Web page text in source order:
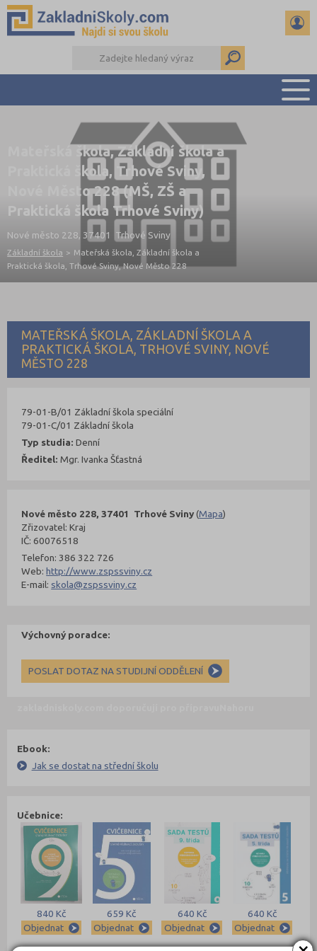
PŘEHLED ŠKOL
PŘIJÍMAČKY NA SŠ
RADY A ČLÁNKY
ČTENÁŘSKÝ DENÍK
DALŠÍ DRUHY ŠKOL
Mateřská škola, Základní škola a
Praktická škola, Trhové Sviny,
Nové Město 228 (MŠ, ZŠ a
Praktická škola Trhové Sviny)
Nové město 228, 37401 Trhové Sviny
Základní škola > Mateřská škola, Základní škola a
Praktická škola, Trhové Sviny, Nové Město 228
MATEŘSKÁ ŠKOLA, ZÁKLADNÍ ŠKOLA A
PRAKTICKÁ ŠKOLA, TRHOVÉ SVINY, NOVÉ
MĚSTO 228
Nové město 228, 37401 Trhové Sviny(Mapa)
Zřizovatel: Kraj
IČ: 60076518
Telefon: 386 322 726
Web:http://www.zspssviny.cz
E-mail: skola@zspssviny.cz
79-01-B/01 Základní škola speciální
79-01-C/01 Základní škola
Typ studia: Denní
Ředitel: Mgr. Ivanka Šťastná
Výchovný poradce:
POSLAT DOTAZ NA STUDIJNÍ ODDĚLENÍ
Ebook:
Jak se dostat na střední školu
Učebnice:
840 Kč
Objednat
659 Kč
Objednat
640 Kč
Objednat
640 Kč
Objednat